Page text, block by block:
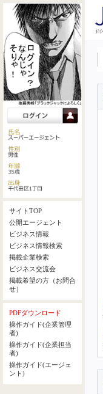
サイトTOP
公開エージェント
ビジネス情報
ビジネス情報検索
掲載企業検索
ビジネス交流会
掲載希望の方（お問合
せ）
PDFダウンロード
操作ガイド(企業管理
者)
操作ガイド(企業担当
者)
操作ガイド(エージェ
ント)